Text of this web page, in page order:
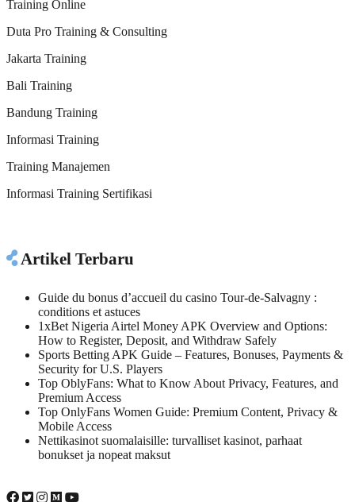
Training Online
Duta Pro Training & Consulting
Jakarta Training
Bali Training
Bandung Training
Informasi Training
Training Manajemen
Informasi Training Sertifikasi
Artikel Terbaru
Guide du bonus d’accueil du casino Tour-de-Salvagny :
conditions et astuces
1xBet Nigeria Airtel Money APK Overview and Options:
How to Register, Deposit, and Withdraw Safely
Sports Betting APK Guide – Features, Bonuses, Payments &
Security for U.S. Players
Top OblyFans: What to Know About Privacy, Features, and
Premium Access
Top OnlyFans Women Guide: Premium Content, Privacy &
Mobile Access
Nettikasinot suomalaisille: turvalliset kasinot, parhaat
bonukset ja nopeat maksut